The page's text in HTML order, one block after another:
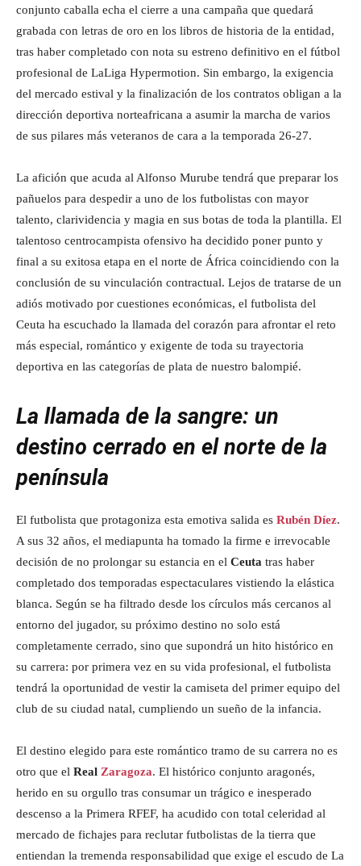
conjunto caballa echa el cierre a una campaña que quedará
grabada con letras de oro en los libros de historia de la entidad,
tras haber completado con nota su estreno definitivo en el fútbol
profesional de LaLiga Hypermotion. Sin embargo, la exigencia
del mercado estival y la finalización de los contratos obligan a la
dirección deportiva norteafricana a asumir la marcha de varios
de sus pilares más veteranos de cara a la temporada 26-27.
La afición que acuda al Alfonso Murube tendrá que preparar los
pañuelos para despedir a uno de los futbolistas con mayor
talento, clarividencia y magia en sus botas de toda la plantilla. El
talentoso centrocampista ofensivo ha decidido poner punto y
final a su exitosa etapa en el norte de África coincidiendo con la
conclusión de su vinculación contractual. Lejos de tratarse de un
adiós motivado por cuestiones económicas, el futbolista del
Ceuta ha escuchado la llamada del corazón para afrontar el reto
más especial, romántico y exigente de toda su trayectoria
deportiva en las categorías de plata de nuestro balompié.
La llamada de la sangre: un
destino cerrado en el norte de la
península
El futbolista que protagoniza esta emotiva salida es Rubén Díez.
A sus 32 años, el mediapunta ha tomado la firme e irrevocable
decisión de no prolongar su estancia en el Ceuta tras haber
completado dos temporadas espectaculares vistiendo la elástica
blanca. Según se ha filtrado desde los círculos más cercanos al
entorno del jugador, su próximo destino no solo está
completamente cerrado, sino que supondrá un hito histórico en
su carrera: por primera vez en su vida profesional, el futbolista
tendrá la oportunidad de vestir la camiseta del primer equipo del
club de su ciudad natal, cumpliendo un sueño de la infancia.
El destino elegido para este romántico tramo de su carrera no es
otro que el Real Zaragoza. El histórico conjunto aragonés,
herido en su orgullo tras consumar un trágico e inesperado
descenso a la Primera RFEF, ha acudido con total celeridad al
mercado de fichajes para reclutar futbolistas de la tierra que
entiendan la tremenda responsabilidad que exige el escudo de La